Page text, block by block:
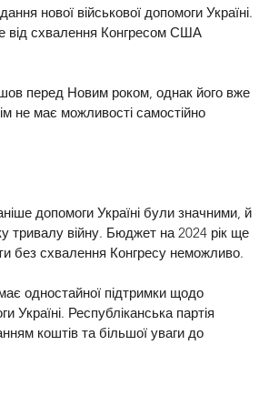
нової військової допомоги Україні.
від схвалення Конгресом США
перед Новим роком, однак його вже
не має можливості самостійно
допомоги Україні були значними, й
тривалу війну. Бюджет на 2024 рік ще
без схвалення Конгресу неможливо.
одностайної підтримки щодо
Україні. Республіканська партія
коштів та більшої уваги до